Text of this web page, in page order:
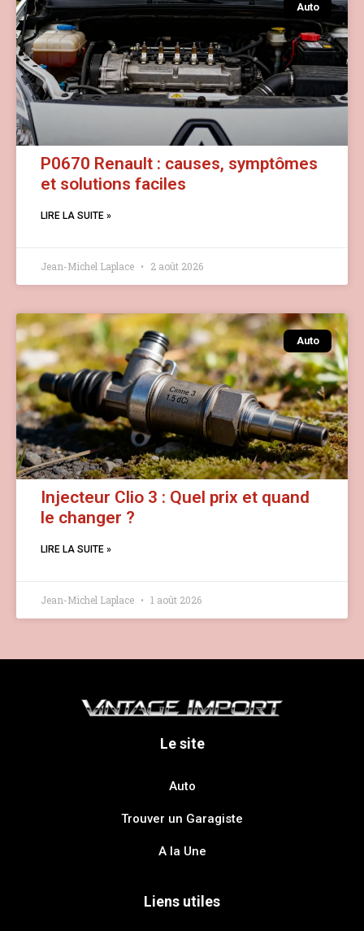
Auto
P0670 Renault : causes, symptômes
et solutions faciles
LIRE LA SUITE »
Jean-Michel Laplace 2 août 2026
Auto
Injecteur Clio 3 : Quel prix et quand
le changer ?
LIRE LA SUITE »
Jean-Michel Laplace 1 août 2026
Le site
Auto
Trouver un Garagiste
A la Une
Liens utiles